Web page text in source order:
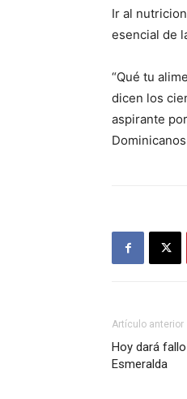
Ir al
esencial de
“Qué tu
dicen los
aspirante
Artículo anterior
Hoy dará
Esmeralda